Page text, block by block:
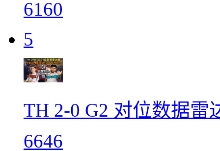
6160
5
TH 2-0 G2 对位数据雷
6646